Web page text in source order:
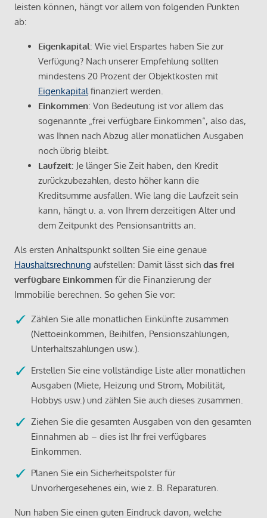
leisten können, hängt vor allem von folgenden Punkten
ab:
Eigenkapital: Wie viel Erspartes haben Sie zur
Verfügung? Nach unserer Empfehlung sollten
mindestens 20 Prozent der Objektkosten mit
Eigenkapital finanziert werden.
Einkommen: Von Bedeutung ist vor allem das
sogenannte „frei verfügbare Einkommen“, also das,
was Ihnen nach Abzug aller monatlichen Ausgaben
noch übrig bleibt.
Laufzeit: Je länger Sie Zeit haben, den Kredit
zurückzubezahlen, desto höher kann die
Kreditsumme ausfallen. Wie lang die Laufzeit sein
kann, hängt u. a. von Ihrem derzeitigen Alter und
dem Zeitpunkt des Pensionsantritts an.
Als ersten Anhaltspunkt sollten Sie eine genaue
Haushaltsrechnung aufstellen: Damit lässt sich das frei
verfügbare Einkommen für die Finanzierung der
Immobilie berechnen. So gehen Sie vor:
Zählen Sie alle monatlichen Einkünfte zusammen
(Nettoeinkommen, Beihilfen, Pensionszahlungen,
Unterhaltszahlungen usw.).
Erstellen Sie eine vollständige Liste aller monatlichen
Ausgaben (Miete, Heizung und Strom, Mobilität,
Hobbys usw.) und zählen Sie auch dieses zusammen.
Ziehen Sie die gesamten Ausgaben von den gesamten
Einnahmen ab – dies ist Ihr frei verfügbares
Einkommen.
Planen Sie ein Sicherheitspolster für
Unvorhergesehenes ein, wie z. B. Reparaturen.
Nun haben Sie einen guten Eindruck davon, welche